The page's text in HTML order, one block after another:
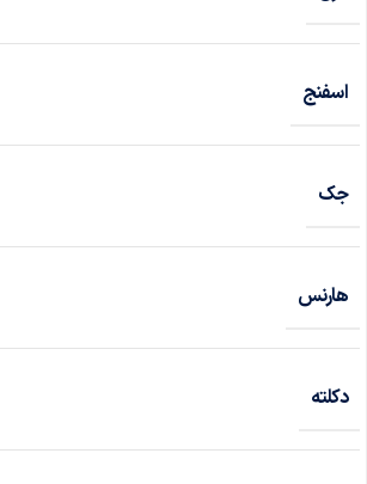
اسفنج
جک
هارنس
دکلته